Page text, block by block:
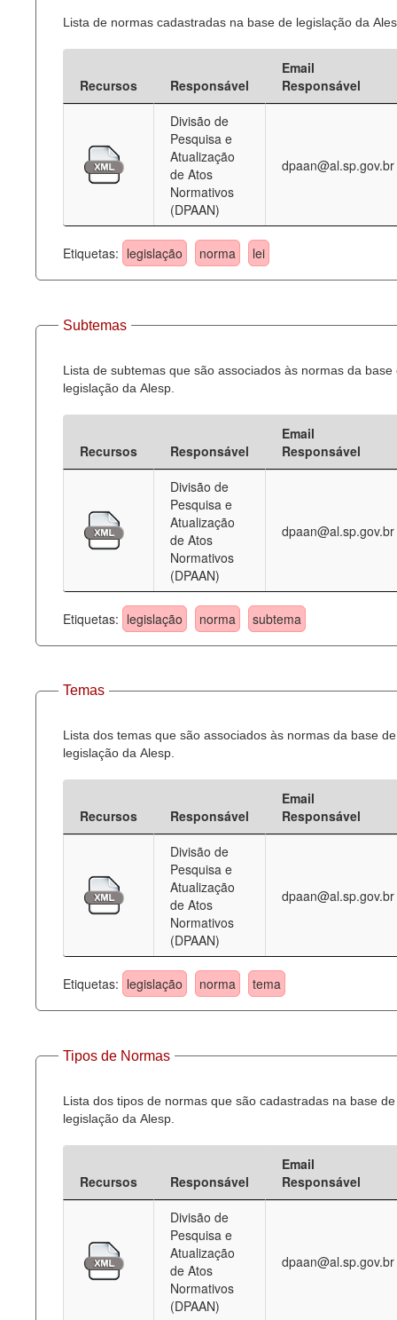
Lista de normas cadastradas na base de legislação da
Recursos Responsável
Email
Responsável
Divisão de
Pesquisa e
Atualização
de Atos
Normativos
(DPAAN)
dpaan@al.sp.gov.br
Etiquetas: legislação norma lei
Subtemas
Lista de subtemas que são associados às normas da base
legislação da Alesp.
Recursos Responsável
Email
Responsável
Divisão de
Pesquisa e
Atualização
de Atos
Normativos
(DPAAN)
dpaan@al.sp.gov.br
Etiquetas: legislação norma subtema
Temas
Lista dos temas que são associados às normas da base de
legislação da Alesp.
Recursos Responsável
Email
Responsável
Divisão de
Pesquisa e
Atualização
de Atos
Normativos
(DPAAN)
dpaan@al.sp.gov.br
Etiquetas: legislação norma tema
Tipos de Normas
Lista dos tipos de normas que são cadastradas na base de
legislação da Alesp.
Recursos Responsável
Email
Responsável
Divisão de
Pesquisa e
Atualização
de Atos
Normativos
(DPAAN)
dpaan@al.sp.gov.br